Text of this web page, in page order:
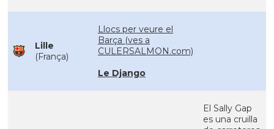
Lille
(França)
Llocs per veure el
Barça (ves a
CULERSALMON.com)
Le Django
El Sally Gap
es una cruilla